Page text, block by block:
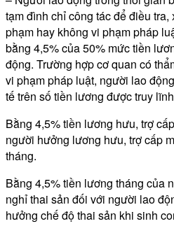
tạm đình chỉ công tác để điều tra,
phạm hay không vi phạm pháp
bằng 4,5% của 50% mức tiền
động. Trường hợp cơ quan có
vi phạm pháp luật, người lao
tế trên số tiền lương được truy
Bằng 4,5% tiền lương hưu, trợ
người hưởng lương hưu, trợ cấp
tháng.
Bằng 4,5% tiền lương tháng của
nghỉ thai sản đối với người lao
hưởng chế độ thai sản khi sinh